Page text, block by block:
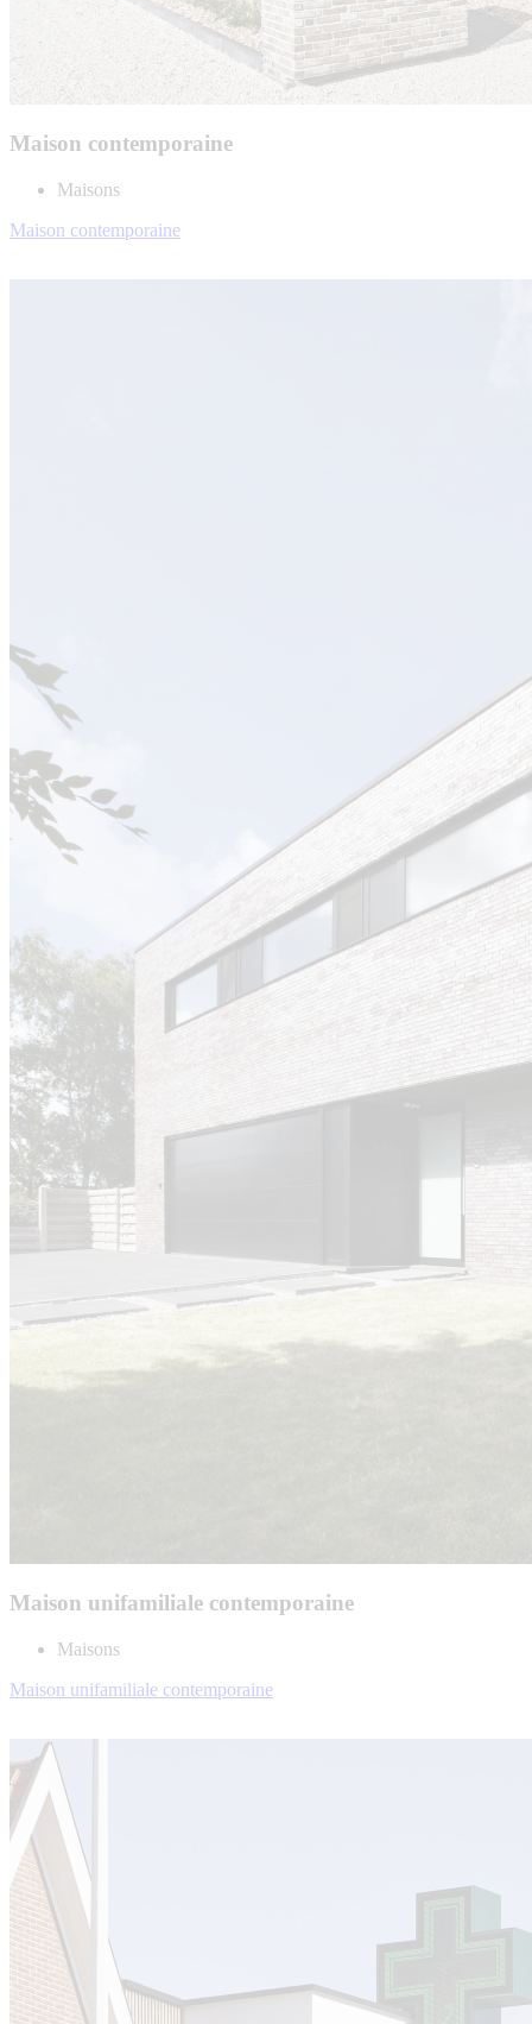
Maison contemporaine
Maisons
Maison contemporaine
Maison unifamiliale contemporaine
Maisons
Maison unifamiliale contemporaine